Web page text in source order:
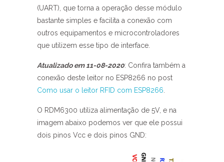
(UART), que torna a operação desse módulo
bastante simples e facilita a conexão com
outros equipamentos e microcontroladores
que utilizem esse tipo de interface.
Atualizado em 11-08-2020: Confira também a
conexão deste leitor no ESP8266 no post
Como usar o leitor RFID com ESP8266
O RDM6300 utiliza alimentação de 5V, e na
imagem abaixo podemos ver que ele possui
dois pinos Vcc e dois pinos GND: